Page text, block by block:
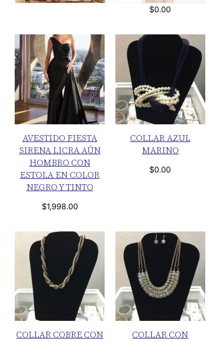
$0.00
AVESTIDO FIESTA
SIRENA LICRA AÚN
HOMBRO CON
ESTOLA EN COLOR
NEGRO Y TINTO
$1,998.00
COLLAR AZUL
MARINO
$0.00
COLLAR COBRE CON
COLLAR CON